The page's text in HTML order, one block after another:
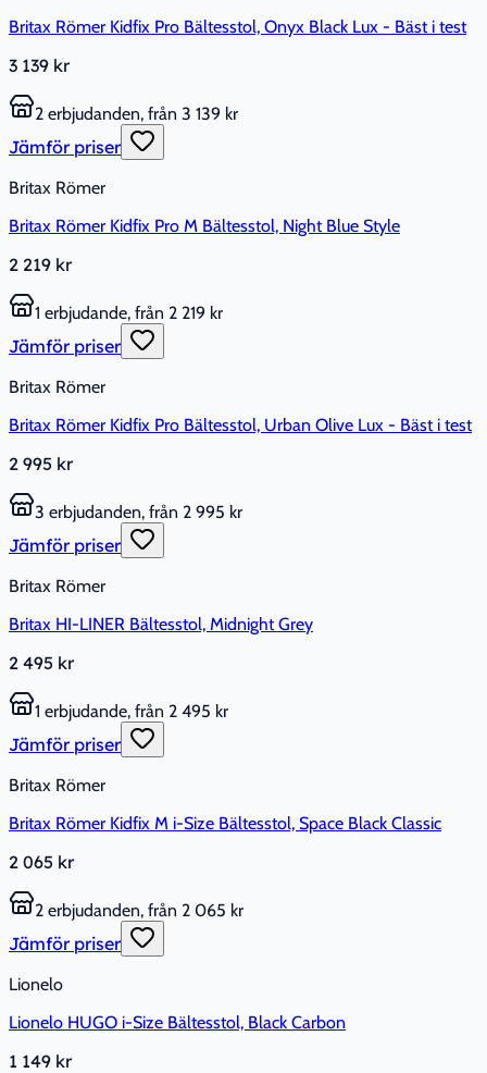
Britax Römer Kidfix Pro Bältesstol, Onyx Black Lux - Bäst i test
3 139 kr
2 erbjudanden, från 3 139 kr
Jämför priser
Britax Römer
Britax Römer Kidfix Pro M Bältesstol, Night Blue Style
2 219 kr
1 erbjudande, från 2 219 kr
Jämför priser
Britax Römer
Britax Römer Kidfix Pro Bältesstol, Urban Olive Lux - Bäst i test
2 995 kr
3 erbjudanden, från 2 995 kr
Jämför priser
Britax Römer
Britax HI-LINER Bältesstol, Midnight Grey
2 495 kr
1 erbjudande, från 2 495 kr
Jämför priser
Britax Römer
Britax Römer Kidfix M i-Size Bältesstol, Space Black Classic
2 065 kr
2 erbjudanden, från 2 065 kr
Jämför priser
Lionelo
Lionelo HUGO i-Size Bältesstol, Black Carbon
1 149 kr